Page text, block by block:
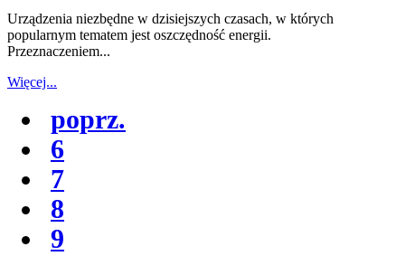
Urządzenia niezbędne w dzisiejszych czasach, w których
popularnym tematem jest oszczędność energii.
Przeznaczeniem...
Więcej...
poprz.
6
7
8
9